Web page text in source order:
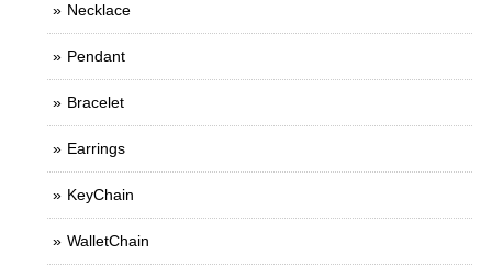
Necklace
Pendant
Bracelet
Earrings
KeyChain
WalletChain